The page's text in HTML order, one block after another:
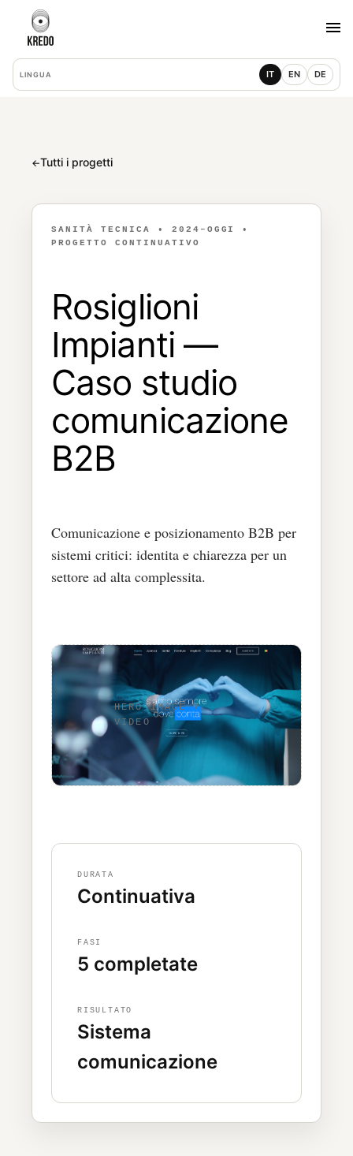
LINGUA IT EN DE
←Tutti i progetti
SANITÀ TECNICA • 2024–OGGI •
PROGETTO CONTINUATIVO
Rosiglioni
Impianti —
Caso studio
comunicazione
B2B
Comunicazione e posizionamento B2B per
sistemi critici: identita e chiarezza per un
settore ad alta complessita.
DURATA
Continuativa
FASI
5 completate
RISULTATO
Sistema
comunicazione